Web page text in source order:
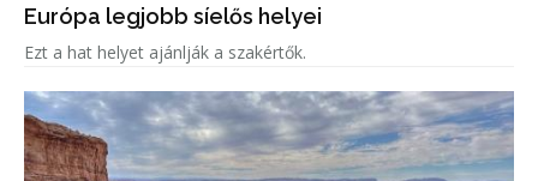
Európa legjobb síelős helyei
Ezt a hat helyet ajánlják a szakértők.